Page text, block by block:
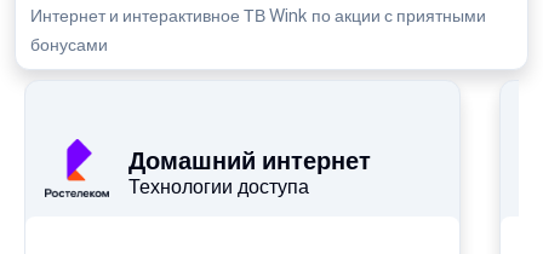
Интернет и интерактивное ТВ Wink по акции с приятными
бонусами
Домашний интернет
Технологии доступа